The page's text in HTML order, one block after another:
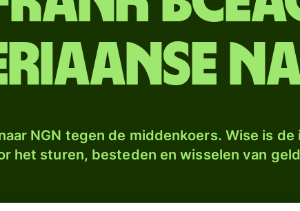
NGN tegen de middenkoers. Wise is
het sturen, besteden en wisselen van